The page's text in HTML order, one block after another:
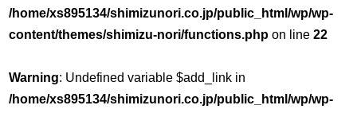
/home/xs895134/shimizunori.co.jp/public_html/wp/wp-
content/themes/shimizu-nori/functions.php on line22
Warning: Undefined variable $add_link in
/home/xs895134/shimizunori.co.jp/public_html/wp/wp-